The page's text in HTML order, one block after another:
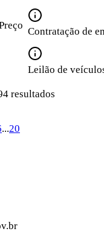
Contratação de
Leilão de
resultados
...20